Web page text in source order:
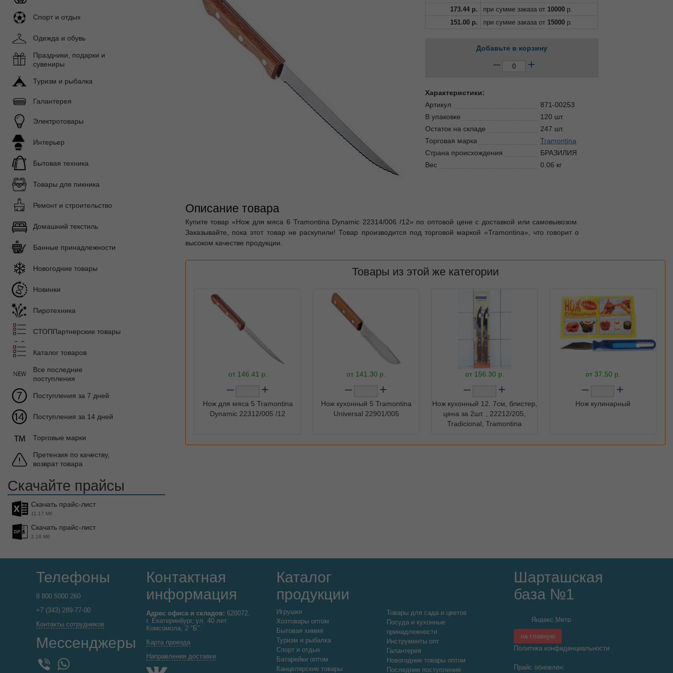
173.44 р. при сумме заказа от 10000 р.
151.00 р. при сумме заказа от 15000 р.
Добавьте в корзину
– +
Характеристики:
Артикул
871-00253
В упаковке
120 шт.
Остаток на складе
247 шт.
Торговая марка
Tramontina
Страна происхождения
БРАЗИЛИЯ
Вес
0.06 кг
Описание товара
Купите товар «Нож для мяса 6 Tramontina Dynamic 22314/006 /12» по оптовой цене с доставкой или самовывозом.
Заказывайте, пока этот товар не раскупили! Товар производится под торговой маркой «Tramontina», что говорит о
высоком качестве продукции.
Товары из этой же категории
от 146.41 р.
– +
Нож для мяса 5 Tramontina
Dynamic 22312/005 /12
от 141.30 р.
– +
Нож кухонный 5 Tramontina
Universal 22901/005
от 156.30 р.
– +
Нож кухонный 12. 7см, блистер,
цена за 2шт. , 22212/205,
Tradicional, Tramontina
от37.50 р.
– +
Нож кулинарный
Спорт и отдых
Одежда и обувь
Праздники, подарки и
сувениры
Туризм и рыбалка
Галантерея
Электротовары
Интерьер
Бытовая техника
Товары для пикника
Ремонт и строительство
Домашний текстиль
Банные принадлежности
Новогодние товары
Новинки
Пиротехника
СТОППартнерские товары
Каталог товаров
Все последние
поступления
Поступления за 7 дней
Поступления за 14 дней
Торговые марки
Претензия по качеству,
возврат товара
Скачайте прайсы
Скачать прайс-лист
11.17 Мб
Скачать прайс-лист
2.18 Мб
Телефоны
8 800 5000 260
+7 (343) 289-77-00
Контакты сотрудников
Мессенджеры
WhatsApp
Контактная
информация
Адрес офиса и складов: 620072,
г. Екатеринбург, ул. 40 лет
Комсомола, 2 "Б".
Карта проезда
Направления доставки
Каталог
продукции
Игрушки
Хозтовары оптом
Бытовая химия
Туризм и рыбалка
Спорт и отдых
Батарейки оптом
Канцелярские товары
Товары для сада и цветов
Посуда и кухонные
принадлежности
Инструменты опт
Галантерея
Новогодние товары оптом
Последние поступления
Шарташская
база №1
на главную
Политика конфиденциальности
Прайс обновлен: